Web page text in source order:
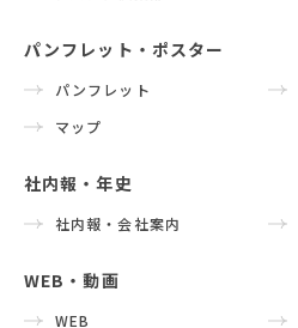
パンフレット・ポスター
パンフレット
マップ
社内報・年史
社内報・会社案内
WEB・動画
WEB